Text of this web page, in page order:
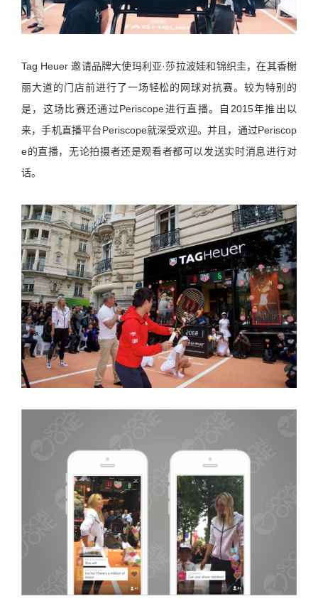
Tag Heuer 邀请品牌大使玛利亚·莎拉波娃和锦织圭，在其香榭
丽大道的门店前进行了一场轻松的网球对抗赛。较为特别的
是，这场比赛还通过Periscope进行直播。自2015年推出以
来，手机直播平台Periscope就深受欢迎。并且，通过Periscop
e的直播，无论拍摄者还是观看者都可以发送实时消息进行对
话。